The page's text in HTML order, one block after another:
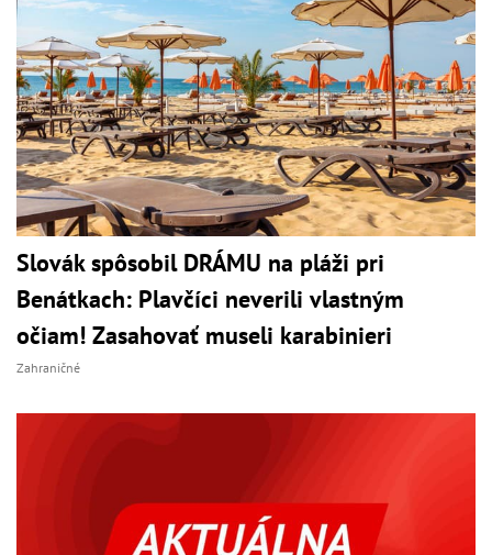
Slovák spôsobil DRÁMU na pláži pri
Benátkach: Plavčíci neverili vlastným
očiam! Zasahovať museli karabinieri
Zahraničné